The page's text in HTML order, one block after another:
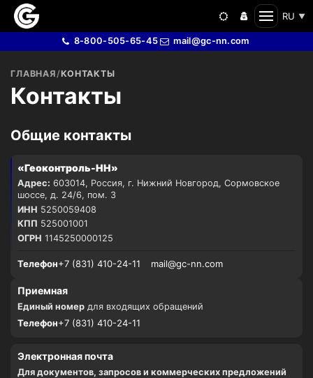
ГЛАВНАЯ /КОНТАКТЫ
Контакты
Общие контакты
«Геоконтроль-НН»
Адрес: 603014, Россия, г. Нижний Новгород, Сормовское
шоссе, д. 24/6, пом. 3
ИНН 5250059408
КПП 525001001
ОГРН 1145250000125
Телефон+7 (831) 410-24-11 mail@gc-nn.com
Приемная
Единый номердля входящих обращений
Телефон+7 (831) 410-24-11
Электронная почта
Для документов, запросов и коммерческих предложений
RU ▼
8-800-505-65-45 mail@gc-nn.com